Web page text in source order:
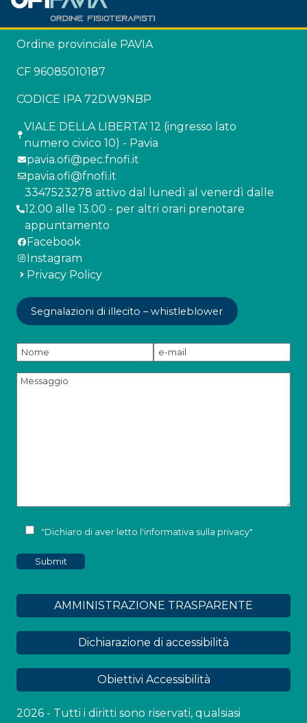
Ordine provinciale PAVIA
CF 96085010187
CODICE IPA 72DW9NBP
VIALE DELLA LIBERTA' 12 (ingresso lato
numero civico 10) - Pavia
pavia.ofi@pec.fnofi.it
pavia.ofi@fnofi.it
3347523278 attivo dal lunedì al venerdì dalle
12.00 alle 13.00 - per altri orari prenotare
appuntamento
Facebook
Instagram
Privacy Policy
Segnalazioni di illecito – whistleblower
"Dichiaro di aver letto l'informativa sulla privacy"
AMMINISTRAZIONE TRASPARENTE
Dichiarazione di accessibilità
Obiettivi Accessibilità
2026 - Tutti i diritti sono riservati, qualsiasi